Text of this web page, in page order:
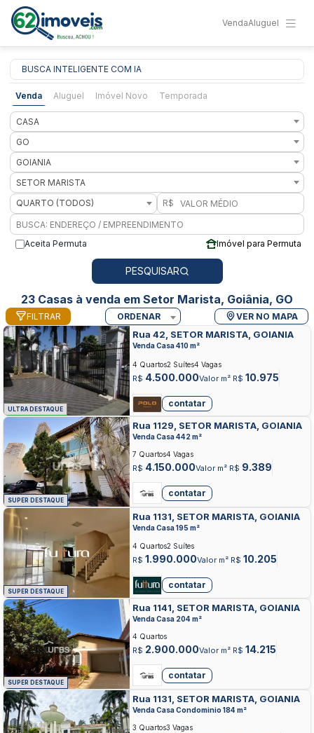
VendaAluguel
BUSCA INTELIGENTE COM IA
Venda Aluguel Imóvel Novo Temporada
CASA
GO
GOIANIA
SETOR MARISTA
QUARTO (TODOS)
R$
Aceita Permuta Imóvel para Permuta
PESQUISAR
23 Casas à venda em Setor Marista, Goiânia, GO
FILTRAR ORDENAR VER NO MAPA
ULTRA DESTAQUE
Rua 42, SETOR MARISTA, GOIANIA
Venda Casa 410 m²
R$ 4.500.000Valor m² R$ 10.975
4 Quartos2 Suítes4 Vagas
contatar
SUPER DESTAQUE
Rua 1129, SETOR MARISTA, GOIANIA
Venda Casa 442 m²
R$ 4.150.000Valor m² R$ 9.389
7 Quartos4 Vagas
contatar
SUPER DESTAQUE
Rua 1131, SETOR MARISTA, GOIANIA
Venda Casa 195 m²
R$ 1.990.000Valor m² R$ 10.205
4 Quartos2 Suítes
contatar
SUPER DESTAQUE
Rua 1141, SETOR MARISTA, GOIANIA
Venda Casa 204 m²
R$ 2.900.000Valor m² R$ 14.215
4 Quartos
contatar
Rua 1131, SETOR MARISTA, GOIANIA
Venda Casa Condominio 184 m²
3 Quartos3 Vagas